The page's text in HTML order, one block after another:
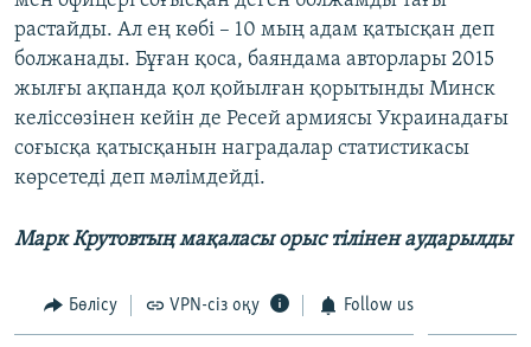
растайды. Ал ең көбі – 10 мың адам қатысқан деп
болжанады. Бұған қоса, баяндама авторлары 2015
жылғы ақпанда қол қойылған қорытынды Минск
келіссөзінен кейін де Ресей армиясы Украинадағы
соғысқа қатысқанын наградалар статистикасы
көрсетеді деп мәлімдейді.
Марк Крутовтың мақаласы орыс тілінен аударылды
Бөлісу VPN-сіз оқу Follow us